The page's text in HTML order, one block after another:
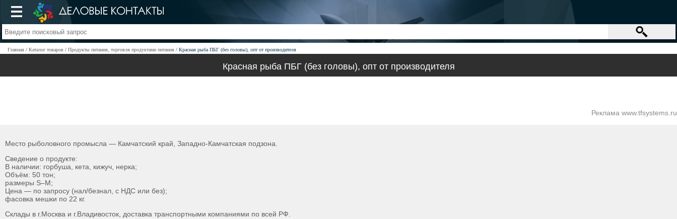
Главная Каталог товаров Продукты питания, торговля продуктами питания Красная рыба ПБГ (без головы), опт от производителя
Красная рыба ПБГ (без головы), опт от производителя
Реклама www.tfsystems.ru
Место рыболовного промысла — Камчатский край, Западно-Камчатская подзона.
Сведение о продукте:
В наличии: горбуша, кета, кижуч, нерка;
Объём: 50 тон;
размеры S–M;
Цена — по запросу (нал/безнал, с НДС или без);
фасовка мешки по 22 кг.
Склады в г.Москва и г.Владивосток, доставка транспортными компаниями по всей РФ.